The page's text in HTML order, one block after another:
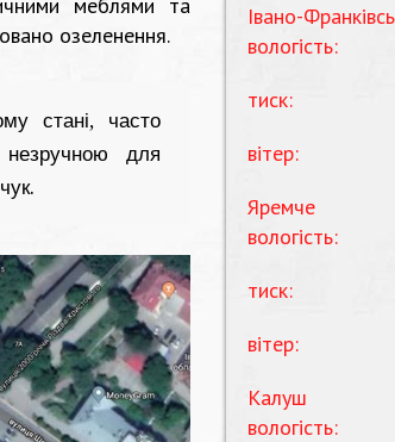
озеленення.
стані, часто
для
Івано-
вологість:
тиск:
вітер:
Яремче
вологість:
тиск:
вітер:
Калуш
вологість: